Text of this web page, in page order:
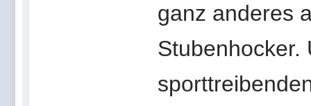
ganz anderes
Stubenhocker.